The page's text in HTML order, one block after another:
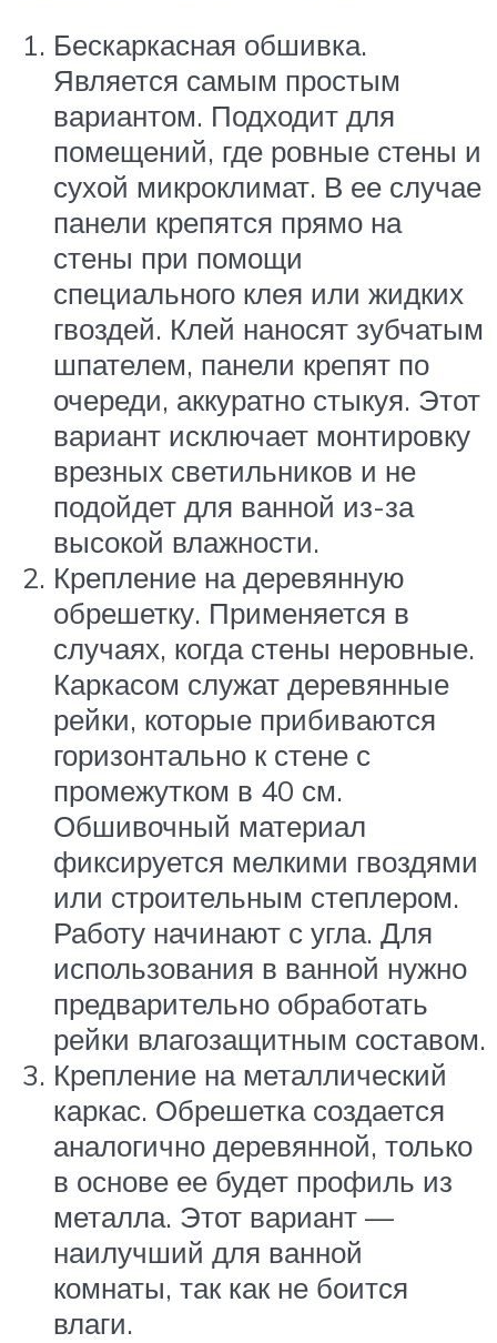
Бескаркасная обшивка.
Является самым простым
вариантом. Подходит для
помещений, где ровные стены и
сухой микроклимат. В ее случае
панели крепятся прямо на
стены при помощи
специального клея или жидких
гвоздей. Клей наносят зубчатым
шпателем, панели крепят по
очереди, аккуратно стыкуя. Этот
вариант исключает монтировку
врезных светильников и не
подойдет для ванной из-за
высокой влажности.
Крепление на деревянную
обрешетку. Применяется в
случаях, когда стены неровные.
Каркасом служат деревянные
рейки, которые прибиваются
горизонтально к стене с
промежутком в 40 см.
Обшивочный материал
фиксируется мелкими гвоздями
или строительным степлером.
Работу начинают с угла. Для
использования в ванной нужно
предварительно обработать
рейки влагозащитным составом.
Крепление на металлический
каркас. Обрешетка создается
аналогично деревянной, только
в основе ее будет профиль из
металла. Этот вариант —
наилучший для ванной
комнаты, так как не боится
влаги.